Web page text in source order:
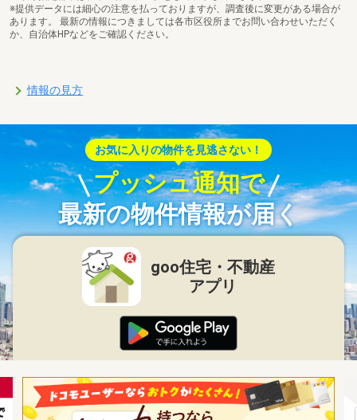
※提供データには細心の注意を払っておりますが、調査後に変更がある場合が
あります。 最新の情報につきましては各市区役所までお問い合わせいただく
か、自治体HPなどをご確認ください。
情報の見方
お気に入りの物件を見逃さない！
プッシュ通知で
最新の物件情報が届く
goo住宅・不動産
アプリ